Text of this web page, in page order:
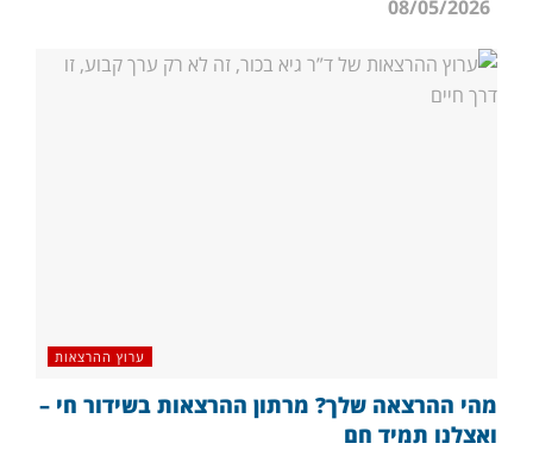
ערוץ ההרצאות
מהי ההרצאה שלך? מרתון ההרצאות בשידור חי –
ואצלנו תמיד חם